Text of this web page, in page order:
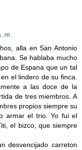
m.
alla en San Antonio
Se hablaba mucho
de Espana que un tal
el lindero de su finca.
a las doce de la
de tres miembros. A
propios siempre su
armar el trio. Yo fui el
el bizco, que siempre
desvencijado carreton